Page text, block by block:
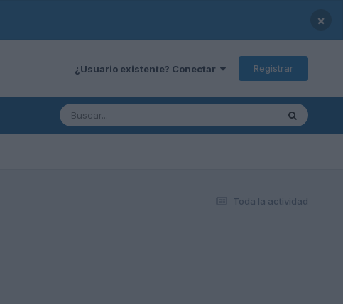
×
¿Usuario existente? Conectar Registrar
Toda la actividad